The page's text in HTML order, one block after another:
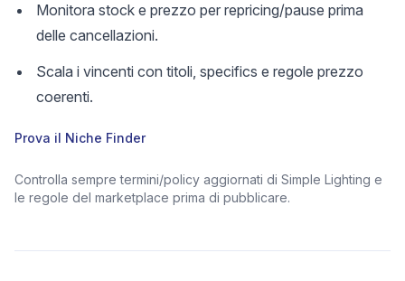
Monitora stock e prezzo per repricing/pause prima
delle cancellazioni.
Scala i vincenti con titoli, specifics e regole prezzo
coerenti.
Prova il Niche Finder
Controlla sempre termini/policy aggiornati di Simple Lighting e
le regole del marketplace prima di pubblicare.